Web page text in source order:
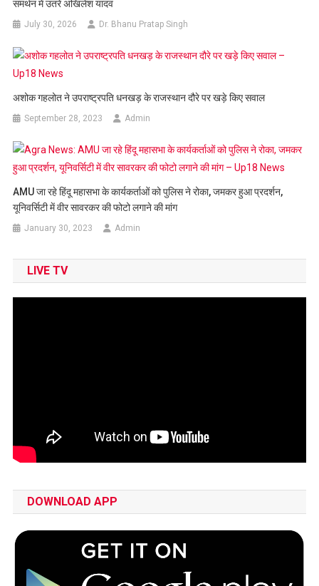
समर्थन में उतरे अखिलेश यादव
July 30, 2026 Dr. Bhanu Pratap Singh
अशोक गहलोत ने उपराष्ट्रपति धनखड़ के राजस्‍थान दौरे पर खड़े किए सवाल
September 28, 2023 Admin
AMU जा रहे हिंदू महासभा के कार्यकर्ताओं को पुलिस ने रोका, जमकर हुआ प्रदर्शन,
यूनिवर्सिटी में वीर सावरकर की फोटो लगाने की मांग
January 30, 2023 Admin
LIVE TV
DOWNLOAD APP